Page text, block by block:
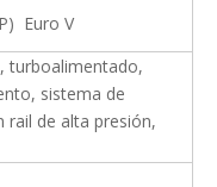
Euro V
turboalimentado,
sistema de
de alta presión,